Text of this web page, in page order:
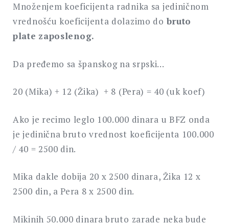
Množenjem koeficijenta radnika sa jediničnom
vrednošću koeficijenta dolazimo do bruto
plate zaposlenog.
Da pređemo sa španskog na srpski…
20 (Mika) + 12 (Žika) + 8 (Pera) = 40 (uk koef)
Ako je recimo leglo 100.000 dinara u BFZ onda
je jedinična bruto vrednost koeficijenta 100.000
/ 40 = 2500 din.
Mika dakle dobija 20 x 2500 dinara, Žika 12 x
2500 din, a Pera 8 x 2500 din.
Mikinih 50.000 dinara bruto zarade neka bude